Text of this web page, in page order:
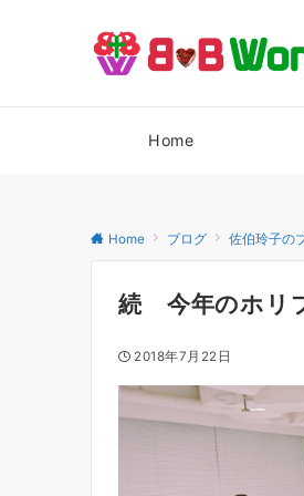
Home
Home ブログ 佐伯玲子の
続 今年のホリ
2018年7月22日